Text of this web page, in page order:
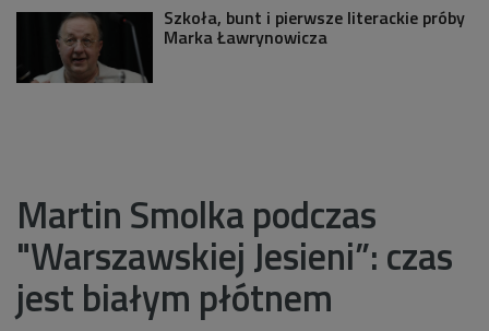
Szkoła, bunt i pierwsze literackie próby
Marka Ławrynowicza
Martin Smolka podczas
"Warszawskiej Jesieni”: czas
jest białym płótnem